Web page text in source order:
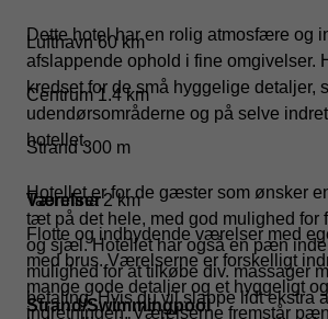
Dette hotel har en rolig atmosfære og
afslappende ophold i fine omgivelser.
kredset for de små hyggelige detaljer,
udendørsområderne og på selve
hotellet.
Hotellet er for de gæster som ønsker
tæt på det hele, med god mulighed for
og sjæl. Hotellet har også en pæn
mulighed for at tilkøbe div. massager
betaling. Hvis du vil slappe lidt ekstra
Lufthavn 60 km
Centrum 1.4 km
Strand 300 m
Taormina 2 km
Strand/Swimmingpool
Værelser
Flotte og indbydende værelser med
med brus. Værelserne er forskelligt
mange gode detaljer og et hyggeligt
indretningen. Værelserne fremstår